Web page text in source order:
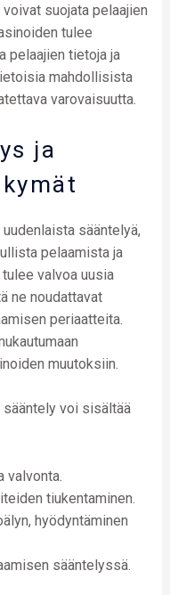
suojata pelaajien
tulee
pelaajien tietoja ja
mahdollisista
varovaisuutta.
ja
sääntelyä,
pelaamista ja
valvoa uusia
ne noudattavat
periaatteita.
muutoksiin.
voi sisältää
valvonta.
tiukentaminen.
hyödyntäminen
sääntelyssä.